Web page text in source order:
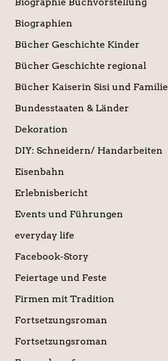
Biographien
Bücher Geschichte Kinder
Bücher Geschichte regional
Bücher Kaiserin Sisi und Familie
Bundesstaaten & Länder
Dekoration
DIY: Schneidern/ Handarbeiten
Eisenbahn
Erlebnisbericht
Events und Führungen
everyday life
Facebook-Story
Feiertage und Feste
Firmen mit Tradition
Fortsetzungsroman
Fortsetzungsroman